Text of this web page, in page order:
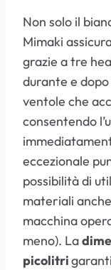
Non solo il
Mimaki
grazie a tre
durante e
ventole che
consentendo
eccezionale
possibilità di
materiali
macchina
meno). La
picolitri